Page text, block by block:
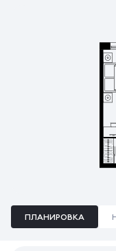
ПЛАНИРОВКА